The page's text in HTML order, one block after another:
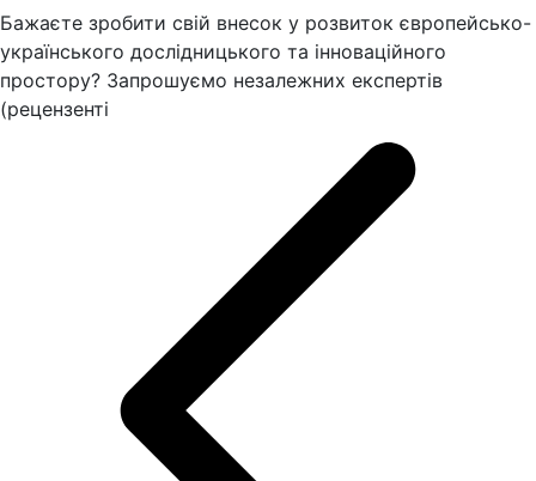
Бажаєте зробити свій внесок у розвиток європейсько-
українського дослідницького та інноваційного
простору? Запрошуємо незалежних експертів
(рецензенті